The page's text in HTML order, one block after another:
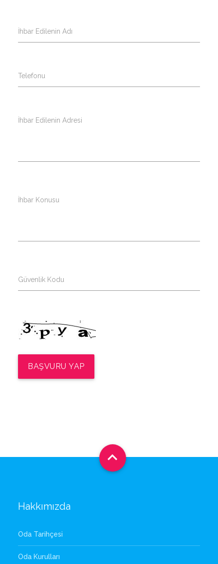
İhbar Edilenin Adı
Telefonu
İhbar Edilenin Adresi
İhbar Konusu
Güvenlik Kodu
BAŞVURU YAP

Hakkımızda
Oda Tarihçesi
Oda Kurulları